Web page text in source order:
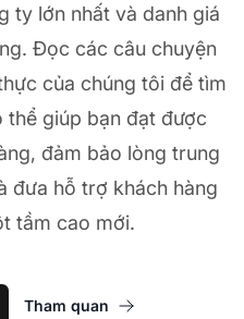
ty lớn nhất và danh giá
Đọc các câu chuyện
của chúng tôi để tìm
thể giúp bạn đạt được
đảm bảo lòng trung
đưa hỗ trợ khách hàng
tầm cao mới.
Tham quan